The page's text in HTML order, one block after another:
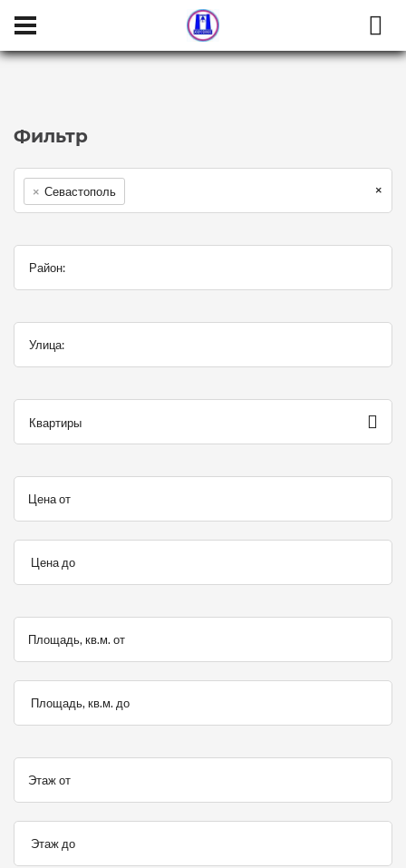
Фильтр
×
× Севастополь
Квартиры
Цена от
Цена до
Площадь, кв.м. от
Площадь, кв.м. до
Этаж от
Этаж до